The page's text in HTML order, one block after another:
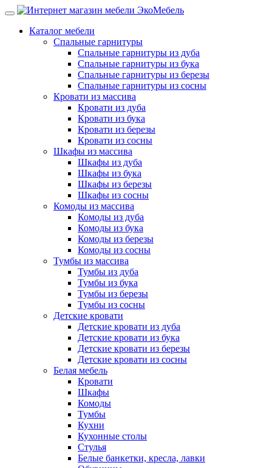
Каталог мебели
Спальные гарнитуры
Спальные гарнитуры из дуба
Спальные гарнитуры из бука
Спальные гарнитуры из березы
Спальные гарнитуры из сосны
Кровати из массива
Кровати из дуба
Кровати из бука
Кровати из березы
Кровати из сосны
Шкафы из массива
Шкафы из дуба
Шкафы из бука
Шкафы из березы
Шкафы из сосны
Комоды из массива
Комоды из дуба
Комоды из бука
Комоды из березы
Комоды из сосны
Тумбы из массива
Тумбы из дуба
Тумбы из бука
Тумбы из березы
Тумбы из сосны
Детские кровати
Детские кровати из дуба
Детские кровати из бука
Детские кровати из березы
Детские кровати из сосны
Белая мебель
Кровати
Шкафы
Комоды
Тумбы
Кухни
Кухонные столы
Стулья
Белые банкетки, кресла, лавки